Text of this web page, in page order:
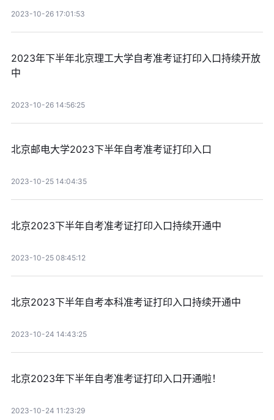
2023-10-26 17:01:53
2023年下半年北京理工大学自考准考证打印入口持续开放
中
2023-10-26 14:56:25
北京邮电大学2023下半年自考准考证打印入口
2023-10-25 14:04:35
北京2023下半年自考准考证打印入口持续开通中
2023-10-25 08:45:12
北京2023下半年自考本科准考证打印入口持续开通中
2023-10-24 14:43:25
北京2023年下半年自考准考证打印入口开通啦！
2023-10-24 11:23:29